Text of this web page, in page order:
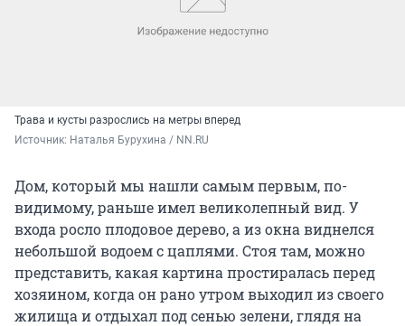
Трава и кусты разрослись на метры вперед
Источник: Наталья Бурухина / NN.RU
Дом, который мы нашли самым первым, по-
видимому, раньше имел великолепный вид. У
входа росло плодовое дерево, а из окна виднелся
небольшой водоем с цаплями. Стоя там, можно
представить, какая картина простиралась перед
хозяином, когда он рано утром выходил из своего
жилища и отдыхал под сенью зелени, глядя на